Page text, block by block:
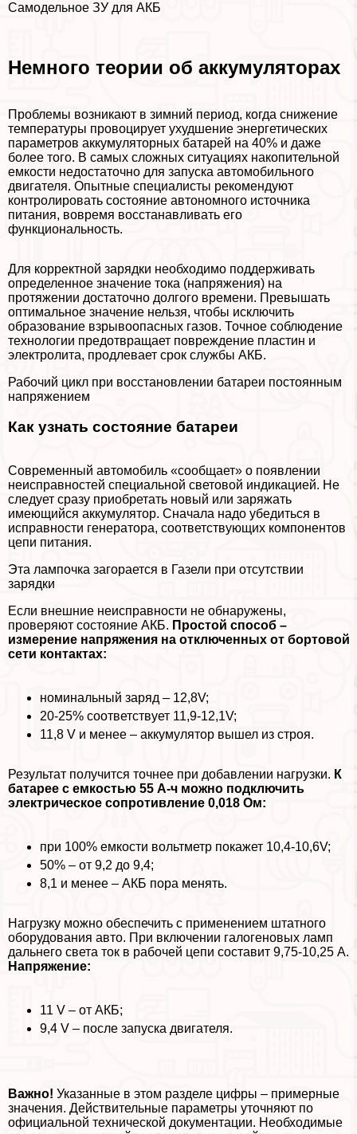
Самодельное ЗУ для АКБ
Немного теории об аккумуляторах
Проблемы возникают в зимний период, когда снижение
температуры провоцирует ухудшение энергетических
параметров аккумуляторных батарей на 40% и даже
более того. В самых сложных ситуациях накопительной
емкости недостаточно для запуска автомобильного
двигателя. Опытные специалисты рекомендуют
контролировать состояние автономного источника
питания, вовремя восстанавливать его
функциональность.
Для корректной зарядки необходимо поддерживать
определенное значение тока (напряжения) на
протяжении достаточно долгого времени. Превышать
оптимальное значение нельзя, чтобы исключить
образование взрывоопасных газов. Точное соблюдение
технологии предотвращает повреждение пластин и
электролита, продлевает срок службы АКБ.
Рабочий цикл при восстановлении батареи постоянным
напряжением
Как узнать состояние батареи
Современный автомобиль «сообщает» о появлении
неисправностей специальной световой индикацией. Не
следует сразу приобретать новый или заряжать
имеющийся аккумулятор. Сначала надо убедиться в
исправности генератора, соответствующих компонентов
цепи питания.
Эта лампочка загорается в Газели при отсутствии
зарядки
Если внешние неисправности не обнаружены,
проверяют состояние АКБ. Простой способ –
измерение напряжения на отключенных от бортовой
сети контактах:
номинальный заряд – 12,8V;
20-25% соответствует 11,9-12,1V;
11,8 V и менее – аккумулятор вышел из строя.
Результат получится точнее при добавлении нагрузки. К
батарее с емкостью 55 А-ч можно подключить
электрическое сопротивление 0,018 Ом:
при 100% емкости вольтметр покажет 10,4-10,6V;
50% – от 9,2 до 9,4;
8,1 и менее – АКБ пора менять.
Нагрузку можно обеспечить с применением штатного
оборудования авто. При включении галогеновых ламп
дальнего света ток в рабочей цепи составит 9,75-10,25 А.
Напряжение:
11 V – от АКБ;
9,4 V – после запуска двигателя.
Важно! Указанные в этом разделе цифры – примерные
значения. Действительные параметры уточняют по
официальной технической документации. Необходимые